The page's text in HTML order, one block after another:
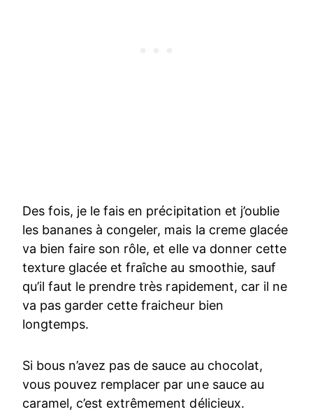
Des fois, je le fais en précipitation et j’oublie
les bananes à congeler, mais la creme glacée
va bien faire son rôle, et elle va donner cette
texture glacée et fraîche au smoothie, sauf
qu’il faut le prendre très rapidement, car il ne
va pas garder cette fraicheur bien
longtemps.
Si bous n’avez pas de sauce au chocolat,
vous pouvez remplacer par une sauce au
caramel, c’est extrêmement délicieux.